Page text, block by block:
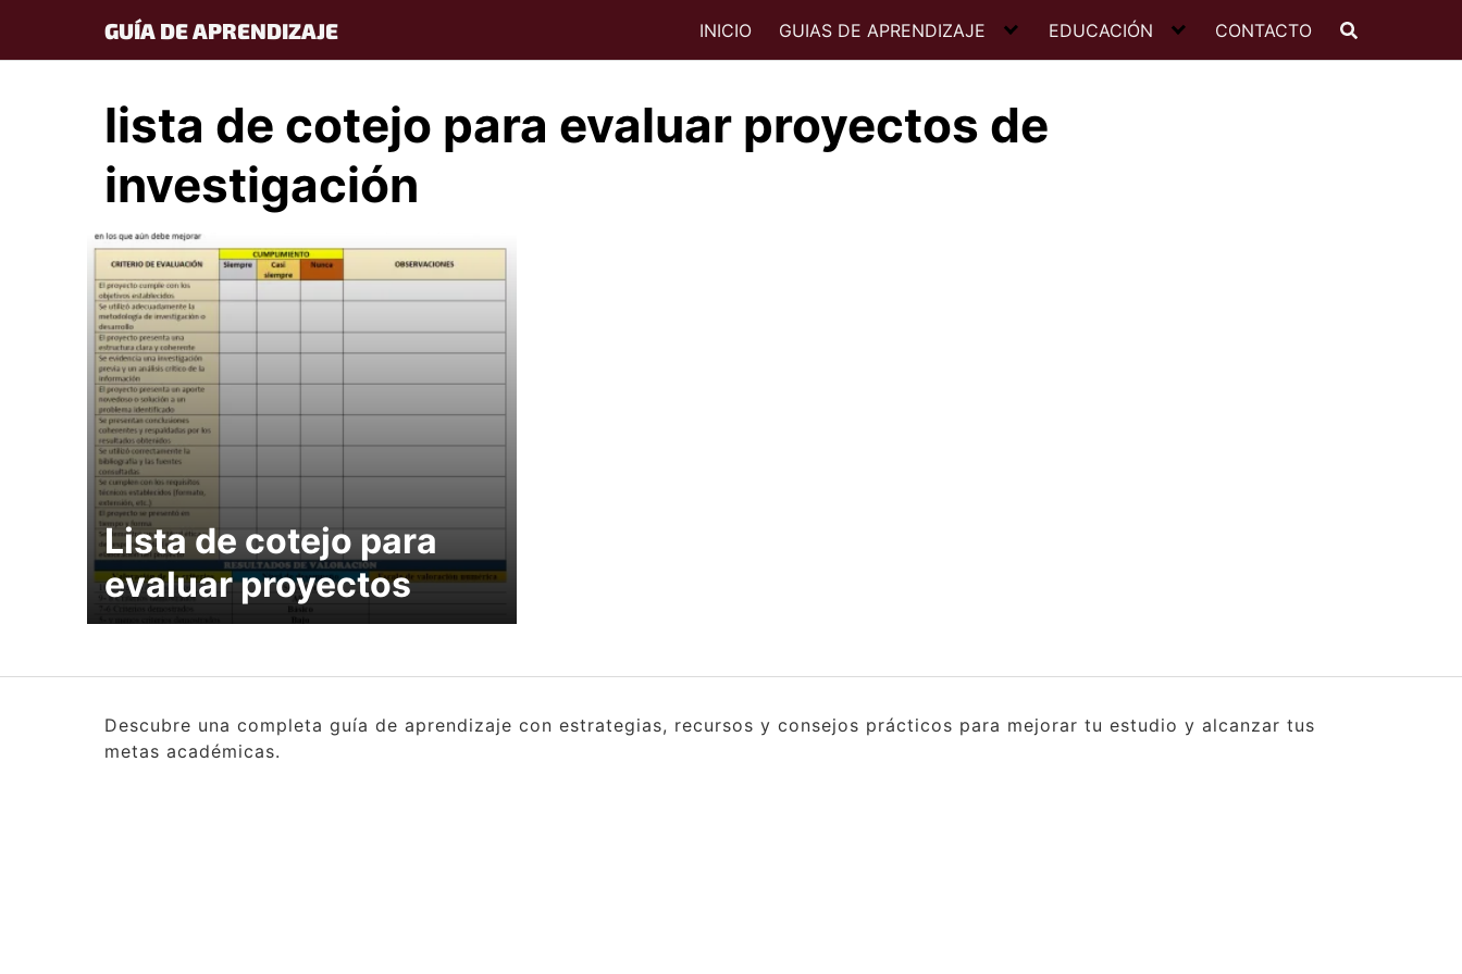
content
GUÍA DE APRENDIZAJE INICIO GUIAS DE APRENDIZAJE EDUCACIÓN CONTACTO
lista de cotejo para evaluar proyectos de
investigación
Lista de cotejo para
evaluar proyectos
Descubre una completa guía de aprendizaje con estrategias, recursos y consejos prácticos para mejorar tu estudio y alcanzar tus
metas académicas.